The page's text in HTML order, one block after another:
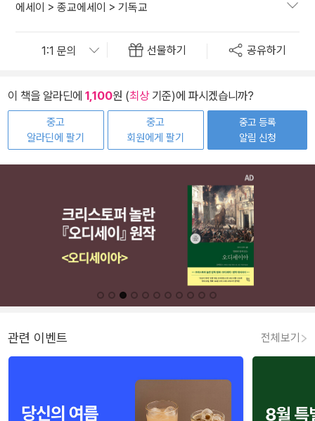
에세이 > 종교에세이 > 기독교
선물하기 공유하기
이 책을 알라딘에 1,100원 (최상기준)에 파시겠습니까?
중고
알라딘에 팔기
중고
회원에게 팔기
중고 등록
알림 신청
관련 이벤트 전체보기